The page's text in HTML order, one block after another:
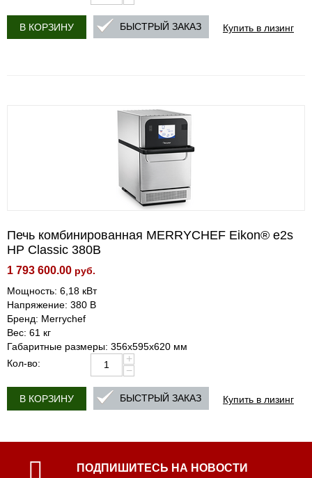
В КОРЗИНУ Купить в лизинг
БЫСТРЫЙ ЗАКАЗ
Печь комбинированная MERRYCHEF Eikon® e2s
HP Classic 380В
1 793 600.00 руб.
Мощность: 6,18 кВт
Напряжение: 380 В
Бренд: Merrychef
Вес: 61 кг
Габаритные размеры: 356х595х620 мм
Кол-во:
+
−
В КОРЗИНУ Купить в лизинг
БЫСТРЫЙ ЗАКАЗ
ПОДПИШИТЕСЬ НА НОВОСТИ